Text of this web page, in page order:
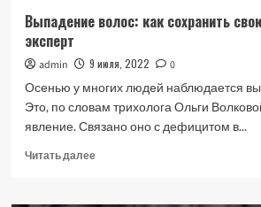
Выпадение волос: как сохранить
эксперт
admin 9 июля, 2022
0
Осенью у многих людей наблюдается
Это, по словам трихолога Ольги
явление. Связано оно с дефицитом в...
Читать далееПрочитать
Выпадение